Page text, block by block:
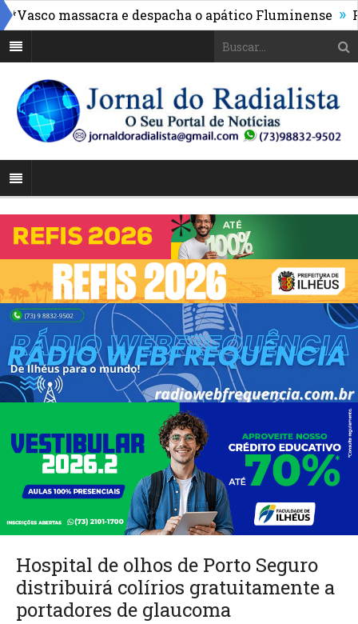
massacra e despacha o apático Fluminense »
Hospital de olhos de Porto Seguro
distribuirá colírios gratuitamente a
portadores de glaucoma